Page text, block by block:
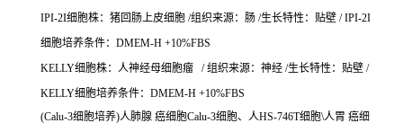
IPI-2I细胞株：猪回肠上皮细胞 /组织来源：肠 /生长特性：贴壁 / IPI-2I
细胞培养条件：DMEM-H +10%FBS
KELLY细胞株：人神经母细胞瘤 / 组织来源：神经 /生长特性：贴壁 /
KELLY细胞培养条件：DMEM-H +10%FBS
(Calu-3细胞培养)人肺腺 癌细胞Calu-3细胞、人HS-746T细胞\人胃 癌细